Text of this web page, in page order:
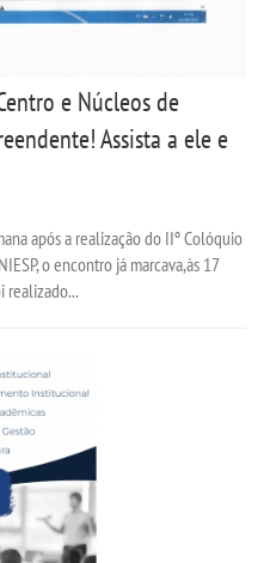
e Núcleos de
Assista a ele e
após a realização do IIº Colóquio
o encontro já marcava,às 17